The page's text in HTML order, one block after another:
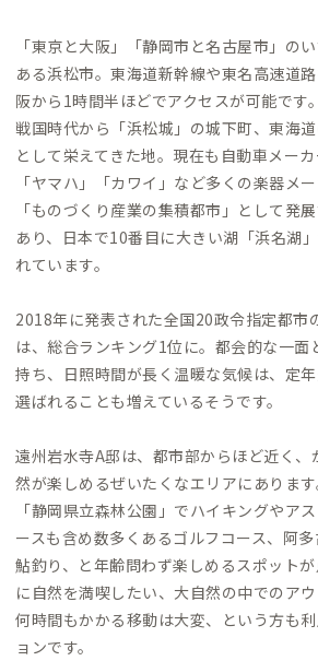
「東京と大阪」「静岡市と名古屋市」の
ある浜松市。東海道新幹線や東名高速道
阪から1時間半ほどでアクセスが可能です。
戦国時代から「浜松城」の城下町、東海道
として栄えてきた地。現在も自動車メーカ
「ヤマハ」「カワイ」など多くの楽器メ
「ものづくり産業の集積都市」として発
あり、日本で10番目に大きい湖「浜名湖
れています。
2018年に発表された全国20政令指定都市
は、総合ランキング1位に。都会的な一面
持ち、日照時間が長く温暖な気候は、定
選ばれることも増えているそうです。
遠州岩水寺A邸は、都市部からほど近く、
然が楽しめるぜいたくなエリアにあります
「静岡県立森林公園」でハイキングやア
ースも含め数多くあるゴルフコース、阿
鮎釣り、と年齢問わず楽しめるスポット
に自然を満喫したい、大自然の中でのア
何時間もかかる移動は大変、という方も
ョンです。